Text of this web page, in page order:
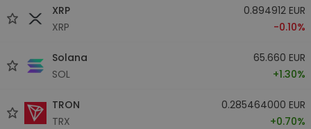
XRP
XRP
0.894912 EUR
-0.10%
Solana
SOL
65.660 EUR
+1.30%
TRON
TRX
0.285464000 EUR
+0.70%